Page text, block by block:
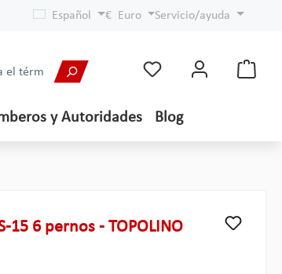
Español € Euro Servicio/ayuda
y Autoridades Blog
15 6 pernos - TOPOLINO